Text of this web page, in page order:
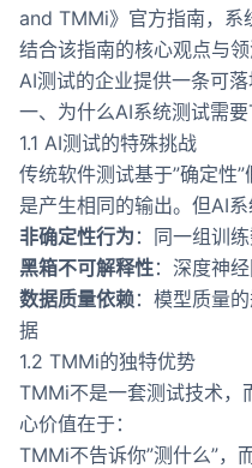
and TMMi》官方指南，系
结合该指南的核心观点与
AI测试的企业提供一条可落
一、为什么AI系统测试需要
1.1 AI测试的特殊挑战
传统软件测试基于”确定性
是产生相同的输出。但AI
非确定性行为 ：同一组训
黑箱不可解释性：深度神
数据质量依赖：模型质量
据
1.2 TMMi的独特优势
TMMi不是一套测试技术，
心价值在于：
TMMi不告诉你”测什么”，